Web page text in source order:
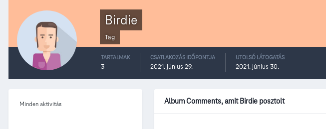
Birdie
Tag
TARTALMAK
3
CSATLAKOZÁS IDŐPONTJA
2021. június 29.
UTOLSÓ LÁTOGATÁS
2021. június 30.
Minden aktivitás Album Comments, amit Birdie posztolt